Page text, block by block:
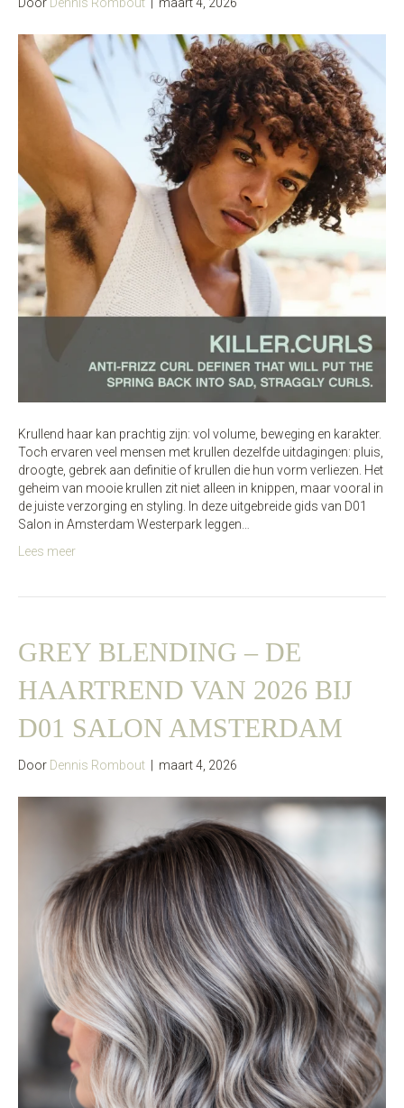
Krullend haar kan prachtig zijn: vol volume, beweging en karakter.
Toch ervaren veel mensen met krullen dezelfde uitdagingen: pluis,
droogte, gebrek aan definitie of krullen die hun vorm verliezen. Het
geheim van mooie krullen zit niet alleen in knippen, maar vooral in
de juiste verzorging en styling. In deze uitgebreide gids van D01
Salon in Amsterdam Westerpark leggen…
Lees meer
GREY BLENDING – DE
HAARTREND VAN 2026 BIJ
D01 SALON AMSTERDAM
Door Dennis Rombout maart 4, 2026